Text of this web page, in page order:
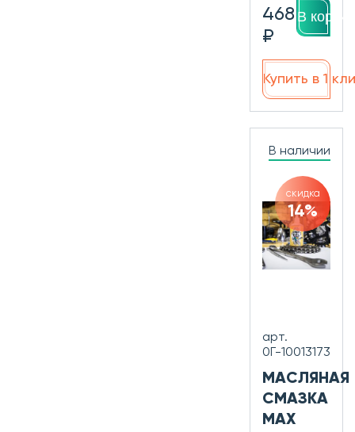
468
₽
В
Купить в 1
В наличии
скидка
14%
арт.
0Г-10013173
МАСЛЯНАЯ
СМАЗКА
MAX